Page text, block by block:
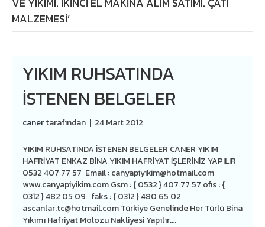
MALZEMESI’
YIKIM RUHSATINDA
İSTENEN BELGELER
canertarafından | 24 Mart 2012
YIKIM RUHSATINDA İSTENEN BELGELER CANER YIKIM
HAFRİYAT ENKAZ BİNA YIKIM HAFRİYAT İŞLERİNİZ YAPILIR
0532 407 77 57 Email :canyapiyikim@hotmail.com
www.canyapiyikim.com Gsm : { 0532 } 407 77 57 ofis : {
0312 } 482 05 09 faks : { 0312 } 480 65 02
ascanlar.tc@hotmail.comTürkiye Genelinde Her Türlü Bina
Yıkımı Hafriyat Molozu Nakliyesi Yapılır.…